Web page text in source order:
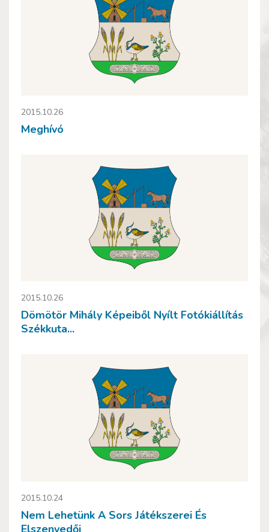
2015.10.26
Meghívó
2015.10.26
Dömötör Mihály Képeiből Nyílt Fotókiállítás
Székkuta...
2015.10.24
Nem Lehetünk A Sors Játékszerei És
Elszenvedői